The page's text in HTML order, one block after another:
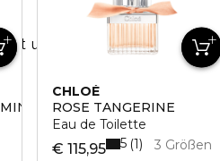
und Weiblichkeit – das
CHLOÉ
ROSE TANGERINE
Eau de Toilette
€ 115,95 3 Größen
5 1